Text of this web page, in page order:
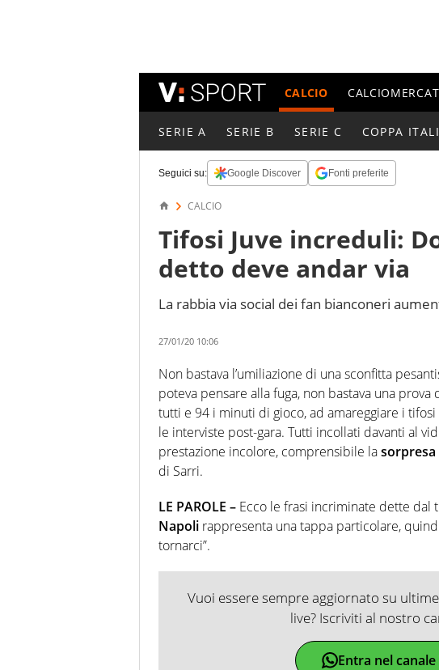
CALCIO
SERIE A SERIE B SERIE C COPPA
Seguici su: Google Discover Fonti preferite
CALCIO
Tifosi Juve increduli:
detto deve andar via
La rabbia via social dei fan bianconeri
27/01/20 10:06
Non bastava l’umiliazione di una sconfitta
poteva pensare alla fuga, non bastava una
tutti e 94 i minuti di gioco, ad amareggiare i
le interviste post-gara. Tutti incollati davanti al
prestazione incolore, comprensibile lasorpresa
di Sarri.
LE PAROLE – Ecco le frasi incriminate dette dal
Napoli rappresenta una tappa particolare,
tornarci”.
Vuoi essere sempre aggiornato su
live? Iscriviti al nostro
Entra nel